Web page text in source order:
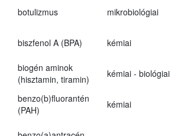
botulizmus
mikrobiológiai
biszfenol A (BPA) kémiai
biogén aminok
(hisztamin, tiramin)
kémiai - biológiai
benzo(b)fluorantén
(PAH)
kémiai